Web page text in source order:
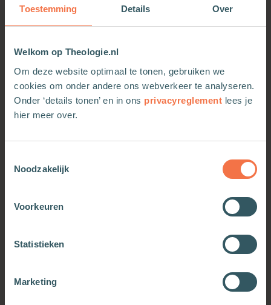
Toestemming Details Over
Welkom op Theologie.nl
Om deze website optimaal te tonen, gebruiken we
cookies om onder andere ons webverkeer te analyseren.
Onder ‘details tonen’ en in ons privacyreglement lees je
hier meer over.
Noodzakelijk
Voorkeuren
Statistieken
Marketing